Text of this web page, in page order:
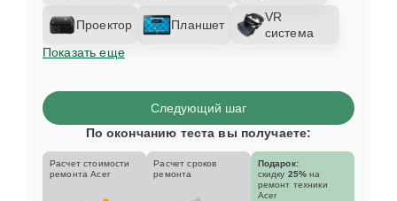
Проектор Планшет
VR
система
Показать еще
Следующий шаг
По окончанию теста вы получаете:
Расчет стоимости
ремонта Acer
Расчет сроков
ремонта
Подарок:
скидку 25% на
ремонт техники
Acer